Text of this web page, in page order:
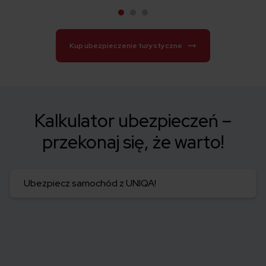
Kup ubezpieczenie turystyczne
Kalkulator ubezpieczeń –
przekonaj się, że warto!
Ubezpiecz samochód z UNIQA!